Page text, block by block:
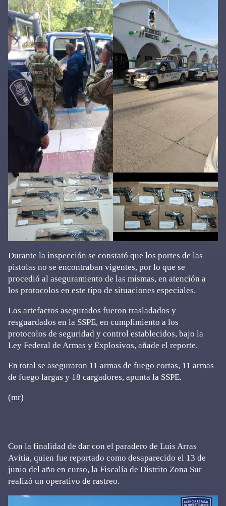
Durante la inspección se constató que los portes de las
pistolas no se encontraban vigentes, por lo que se
procedió al aseguramiento de las mismas, en atención a
los protocolos en este tipo de situaciones especiales.
Los artefactos asegurados fueron trasladados y
resguardados en la SSPE, en cumplimiento a los
protocolos de seguridad y control establecidos, bajo la
Ley Federal de Armas y Explosivos, añade el reporte.
En total se aseguraron 11 armas de fuego cortas, 11 armas
de fuego largas y 18 cargadores, apunta la SSPE.
(mr)
Con la finalidad de dar con el paradero de Luis Arras
Avitia, quien fue reportado como desaparecido el 13 de
junio del año en curso, la Fiscalía de Distrito Zona Sur
realizó un operativo de rastreo.